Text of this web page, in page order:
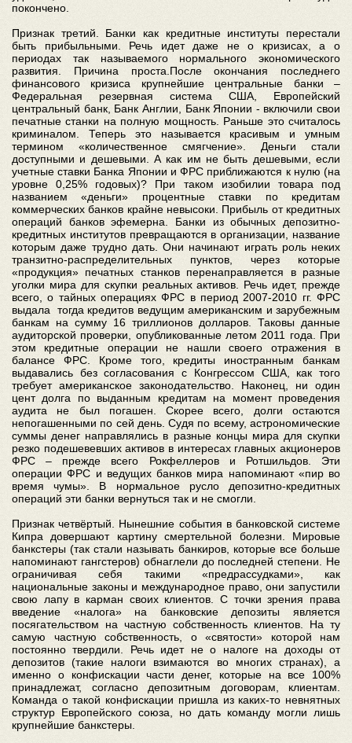
покончено.
Признак третий. Банки как кредитные институты перестали
быть прибыльными. Речь идет даже не о кризисах, а о
периодах так называемого нормального экономического
развития. Причина проста.После окончания последнего
финансового кризиса крупнейшие центральные банки –
Федеральная резервная система США, Европейский
центральный банк, Банк Англии, Банк Японии - включили свои
печатные станки на полную мощность. Раньше это считалось
криминалом. Теперь это называется красивым и умным
термином «количественное смягчение». Деньги стали
доступными и дешевыми. А как им не быть дешевыми, если
учетные ставки Банка Японии и ФРС приближаются к нулю (на
уровне 0,25% годовых)? При таком изобилии товара под
названием «деньги» процентные ставки по кредитам
коммерческих банков крайне невысоки. Прибыль от кредитных
операций банков эфемерна. Банки из обычных депозитно-
кредитных институтов превращаются в организации, название
которым даже трудно дать. Они начинают играть роль неких
транзитно-распределительных пунктов, через которые
«продукция» печатных станков перенаправляется в разные
уголки мира для скупки реальных активов. Речь идет, прежде
всего, о тайных операциях ФРС в период 2007-2010 гг. ФРС
выдала тогда кредитов ведущим американским и зарубежным
банкам на сумму 16 триллионов долларов. Таковы данные
аудиторской проверки, опубликованные летом 2011 года. При
этом кредитные операции не нашли своего отражения в
балансе ФРС. Кроме того, кредиты иностранным банкам
выдавались без согласования с Конгрессом США, как того
требует американское законодательство. Наконец, ни один
цент долга по выданным кредитам на момент проведения
аудита не был погашен. Скорее всего, долги остаются
непогашенными по сей день. Судя по всему, астрономические
суммы денег направлялись в разные концы мира для скупки
резко подешевевших активов в интересах главных акционеров
ФРС – прежде всего Рокфеллеров и Ротшильдов. Эти
операции ФРС и ведущих банков мира напоминают «пир во
время чумы». В нормальное русло депозитно-кредитных
операций эти банки вернуться так и не смогли.
Признак четвёртый. Нынешние события в банковской системе
Кипра довершают картину смертельной болезни. Мировые
банкстеры (так стали называть банкиров, которые все больше
напоминают гангстеров) обнаглели до последней степени. Не
ограничивая себя такими «предрассудками», как
национальные законы и международное право, они запустили
свою лапу в карман своих клиентов. С точки зрения права
введение «налога» на банковские депозиты является
посягательством на частную собственность клиентов. На ту
самую частную собственность, о «святости» которой нам
постоянно твердили. Речь идет не о налоге на доходы от
депозитов (такие налоги взимаются во многих странах), а
именно о конфискации части денег, которые на все 100%
принадлежат, согласно депозитным договорам, клиентам.
Команда о такой конфискации пришла из каких-то невнятных
структур Европейского союза, но дать команду могли лишь
крупнейшие банкстеры.